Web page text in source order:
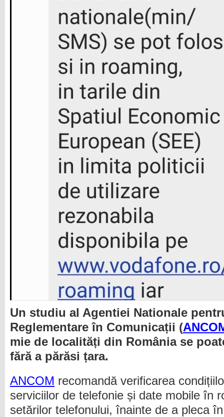
Un studiu al Agentiei Nationale
Reglementare în Comunicații (
mie de localități din România se
fără a părăsi țara.
ANCOM recomandă verificarea
serviciilor de telefonie și date mobile în
setărilor telefonului, înainte de a pleca